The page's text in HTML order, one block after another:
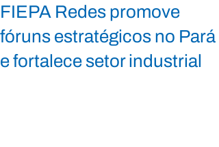
FIEPA Redes promove
fóruns estratégicos no Pará
e fortalece setor industrial